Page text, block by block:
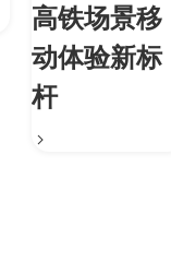
高铁场景移
动体验新标
杆